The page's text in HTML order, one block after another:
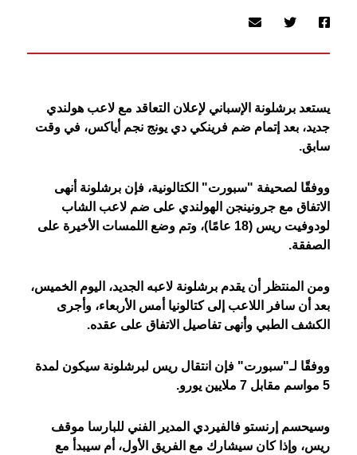
يستعد برشلونة الإسباني لإعلان التعاقد مع لاعب هولندي
جديد، بعد إتمام ضم فرينكي دي يونج نجم أياكس، في وقت
سابق.
ووفقًا لصحيفة "سبورت" الكتالونية، فإن برشلونة أنهى
الاتفاق مع جرونينجن الهولندي على ضم لاعب الشاب
لودوفيت ريس (18 عامًا)، وتم وضع اللمسات الأخيرة على
الصفقة.
ومن المنتظر أن يقدم برشلونة لاعبه الجديد، اليوم الخميس،
بعد أن سافر اللاعب إلى كتالونيا أمس الأربعاء، وأجرى
الكشف الطبي وأنهى تفاصيل الاتفاق على عقده.
ووفقًا لـ"سبورت" فإن انتقال ريس لبرشلونة سيكون لمدة
5 مواسم مقابل 7 ملايين يورو.
وسيحسم إرنستو فالفيردي المدير الفني للبارسا موقف
ريس، وإذا كان سيشارك مع الفريق الأول، أم سيبدأ مع